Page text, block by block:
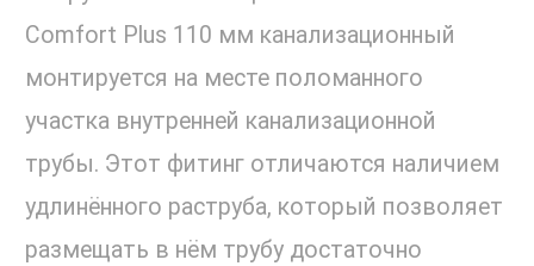
Comfort Plus 110 мм канализационный
монтируется на месте поломанного
участка внутренней канализационной
трубы. Этот фитинг отличаются наличием
удлинённого раструба, который позволяет
размещать в нём трубу достаточно